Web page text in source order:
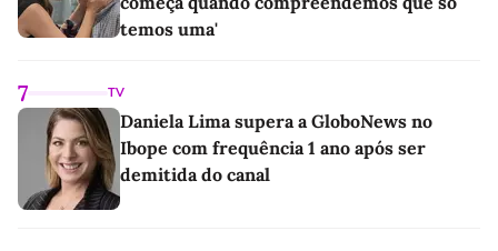
temos uma'
7 TV
Daniela Lima supera a GloboNews no
Ibope com frequência 1 ano após ser
demitida do canal